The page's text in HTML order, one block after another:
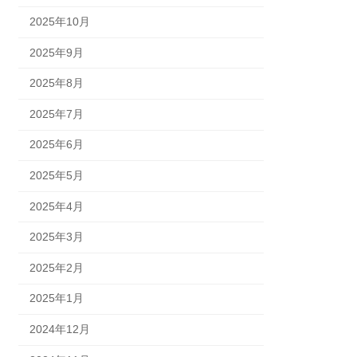
2025年10月
2025年9月
2025年8月
2025年7月
2025年6月
2025年5月
2025年4月
2025年3月
2025年2月
2025年1月
2024年12月